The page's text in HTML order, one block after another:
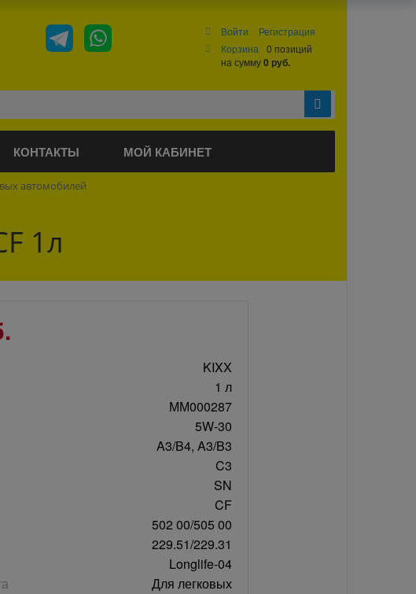
Войти
Регистрация
Корзина
0 позиций
на сумму0 руб.
КОНТАКТЫ МОЙ КАБИНЕТ
автомобилей
1л
KIXX
1 л
ММ000287
5W-30
A3/B4, A3/B3
C3
SN
CF
502 00/505 00
229.51/229.31
Longlife-04
Для легковых